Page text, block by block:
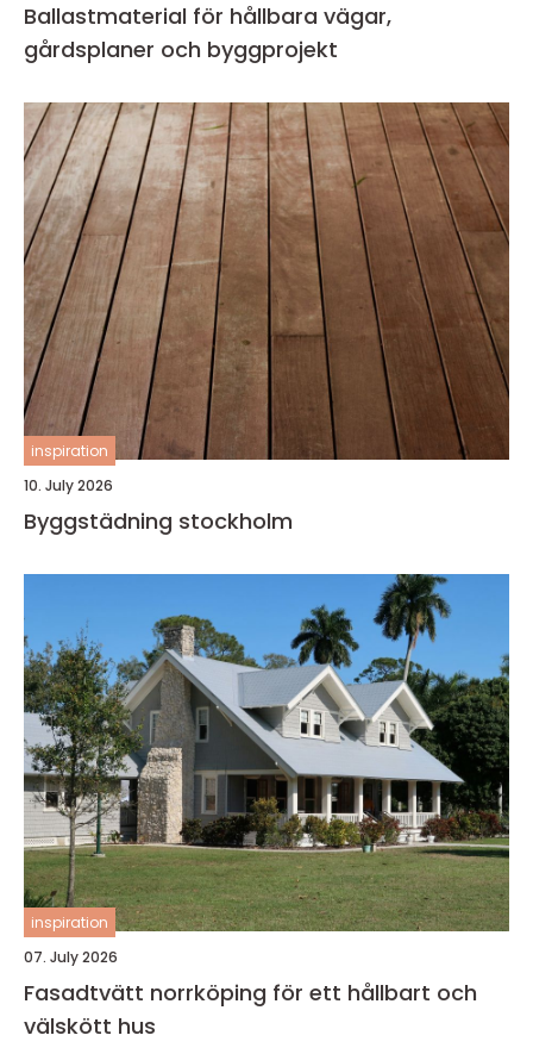
Ballastmaterial för hållbara vägar,
gårdsplaner och byggprojekt
inspiration
10. July 2026
Byggstädning stockholm
inspiration
07. July 2026
Fasadtvätt norrköping för ett hållbart och
välskött hus